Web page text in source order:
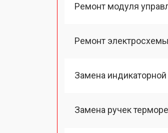
Ремонт модуля
Ремонт электросхемы
Замена
Замена ручек